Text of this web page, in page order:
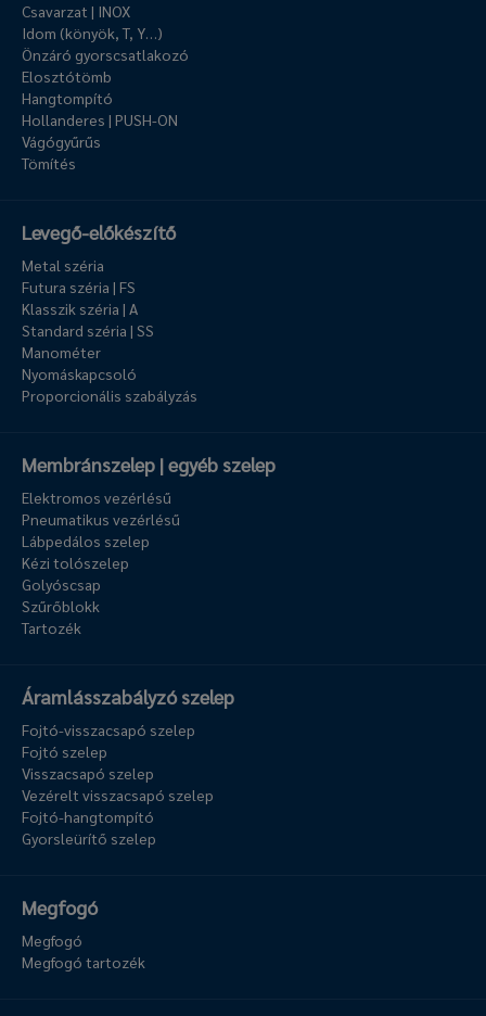
Csavarzat | INOX
Idom (könyök, T, Y…)
Önzáró gyorscsatlakozó
Elosztótömb
Hangtompító
Hollanderes | PUSH-ON
Vágógyűrűs
Tömítés
Levegő-előkészítő
Metal széria
Futura széria | FS
Klasszik széria | A
Standard széria | SS
Manométer
Nyomáskapcsoló
Proporcionális szabályzás
Membránszelep | egyéb szelep
Elektromos vezérlésű
Pneumatikus vezérlésű
Lábpedálos szelep
Kézi tolószelep
Golyóscsap
Szűrőblokk
Tartozék
Áramlásszabályzó szelep
Fojtó-visszacsapó szelep
Fojtó szelep
Visszacsapó szelep
Vezérelt visszacsapó szelep
Fojtó-hangtompító
Gyorsleürítő szelep
Megfogó
Megfogó
Megfogó tartozék